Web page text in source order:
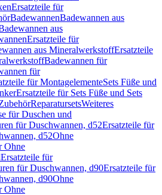
Ersatzteile für
BadewannenBadewannen aus
aus
Ersatzteile für
aus MineralwerkstoffErsatzteile
Badewannen für
für
für MontagelementeSets Füße und
Ersatzteile für Sets Füße und Sets
ReparatursetsWeiteres
für Duschen und
für Duschwannen, d52Ersatzteile für
d52Ohne
Ohne
Ersatzteile für
für Duschwannen, d90Ersatzteile für
d90Ohne
Ohne